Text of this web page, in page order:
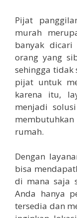
Pijat
murah
banyak
orang yang
sehingga tidak
pijat untuk
karena itu,
menjadi
rumah.
Dengan
bisa
di mana saja
Anda hanya
tersedia dan